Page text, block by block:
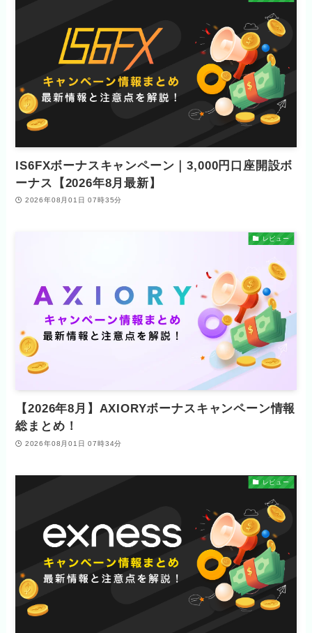
IS6FXボーナスキャンペーン｜3,000円口座開設ボ
ーナス【2026年8月最新】
2026年08月01日 07時35分
レビュー
【2026年8月】AXIORYボーナスキャンペーン情報
総まとめ！
2026年08月01日 07時34分
レビュー